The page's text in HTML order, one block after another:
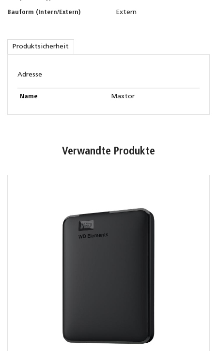
Bauform (Intern/Extern) Extern
Produktsicherheit
Adresse
Name Maxtor
Verwandte Produkte